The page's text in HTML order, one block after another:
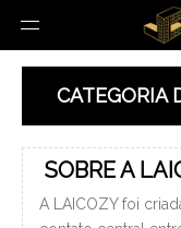
CATEGORIA
SOBRE A
A LAICOZY foi